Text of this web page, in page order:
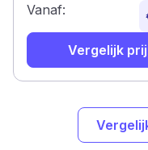
Vanaf:
Vergelijk